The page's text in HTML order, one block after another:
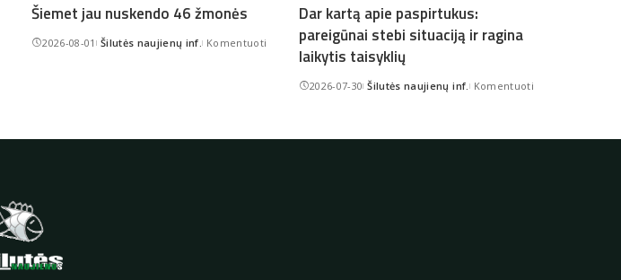
Šiemet jau nuskendo 46 žmonės
2026-08-01 Posted
Šilutės naujienų inf. Komentuoti
Dar kartą apie paspirtukus:
pareigūnai stebi situaciją ir ragina
laikytis taisyklių
2026-07-30Posted
Šilutės naujienų inf. Komentuoti